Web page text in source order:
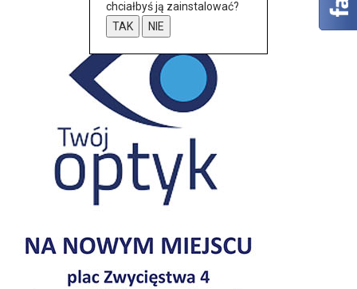
chciałbyś ją zainstalować?
TAK
NIE